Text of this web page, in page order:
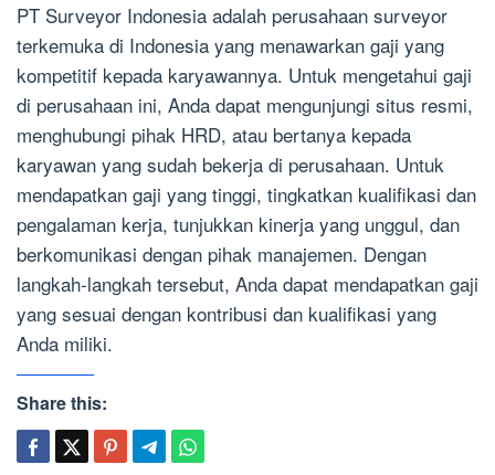
PT Surveyor Indonesia adalah perusahaan surveyor
terkemuka di Indonesia yang menawarkan gaji yang
kompetitif kepada karyawannya. Untuk mengetahui gaji
di perusahaan ini, Anda dapat mengunjungi situs resmi,
menghubungi pihak HRD, atau bertanya kepada
karyawan yang sudah bekerja di perusahaan. Untuk
mendapatkan gaji yang tinggi, tingkatkan kualifikasi dan
pengalaman kerja, tunjukkan kinerja yang unggul, dan
berkomunikasi dengan pihak manajemen. Dengan
langkah-langkah tersebut, Anda dapat mendapatkan gaji
yang sesuai dengan kontribusi dan kualifikasi yang
Anda miliki.
Share this: